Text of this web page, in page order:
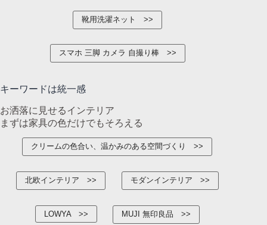
靴用洗濯ネット
スマホ 三脚 カメラ 自撮り棒
キーワードは統一感
お洒落に見せるインテリア
まずは家具の色だけでもそろえる
クリームの色合い、温かみのある空間づくり
北欧インテリア モダンインテリア
LOWYA MUJI 無印良品